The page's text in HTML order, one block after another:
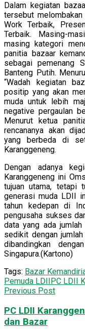
Dalam kegiatan
tersebut
Work Terbaik,
Terbaik. Masing-
masing kategori
panitia bazaar
sebagai pemenang
Banteng Putih.
“Wadah kegiatan
positip yang akan
muda untuk lebih
negative pergaulan
Menurut ketua
rencananya akan
yang berbeda di
Karanggeneng.
Dengan adanya
Karanggeneng ini
tujuan utama, tetapi
generasi muda LDII
tahun kedepan di
pengusaha sukses
data yang ada
sedikit dengan
dibandingkan
Singapura.(Kartono)
Tags: Bazar
Pemuda LDII
PC LDII
Previous Post
PC LDII
dan Bazar